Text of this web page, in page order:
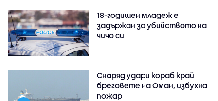
18-годишен младеж е
задържан за убийството на
чичо си
Снаряд удари кораб край
бреговете на Оман, избухна
пожар